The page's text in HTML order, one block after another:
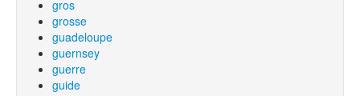
gros
grosse
guadeloupe
guernsey
guerre
guide